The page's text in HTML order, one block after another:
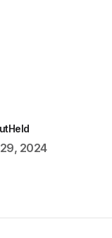
2024